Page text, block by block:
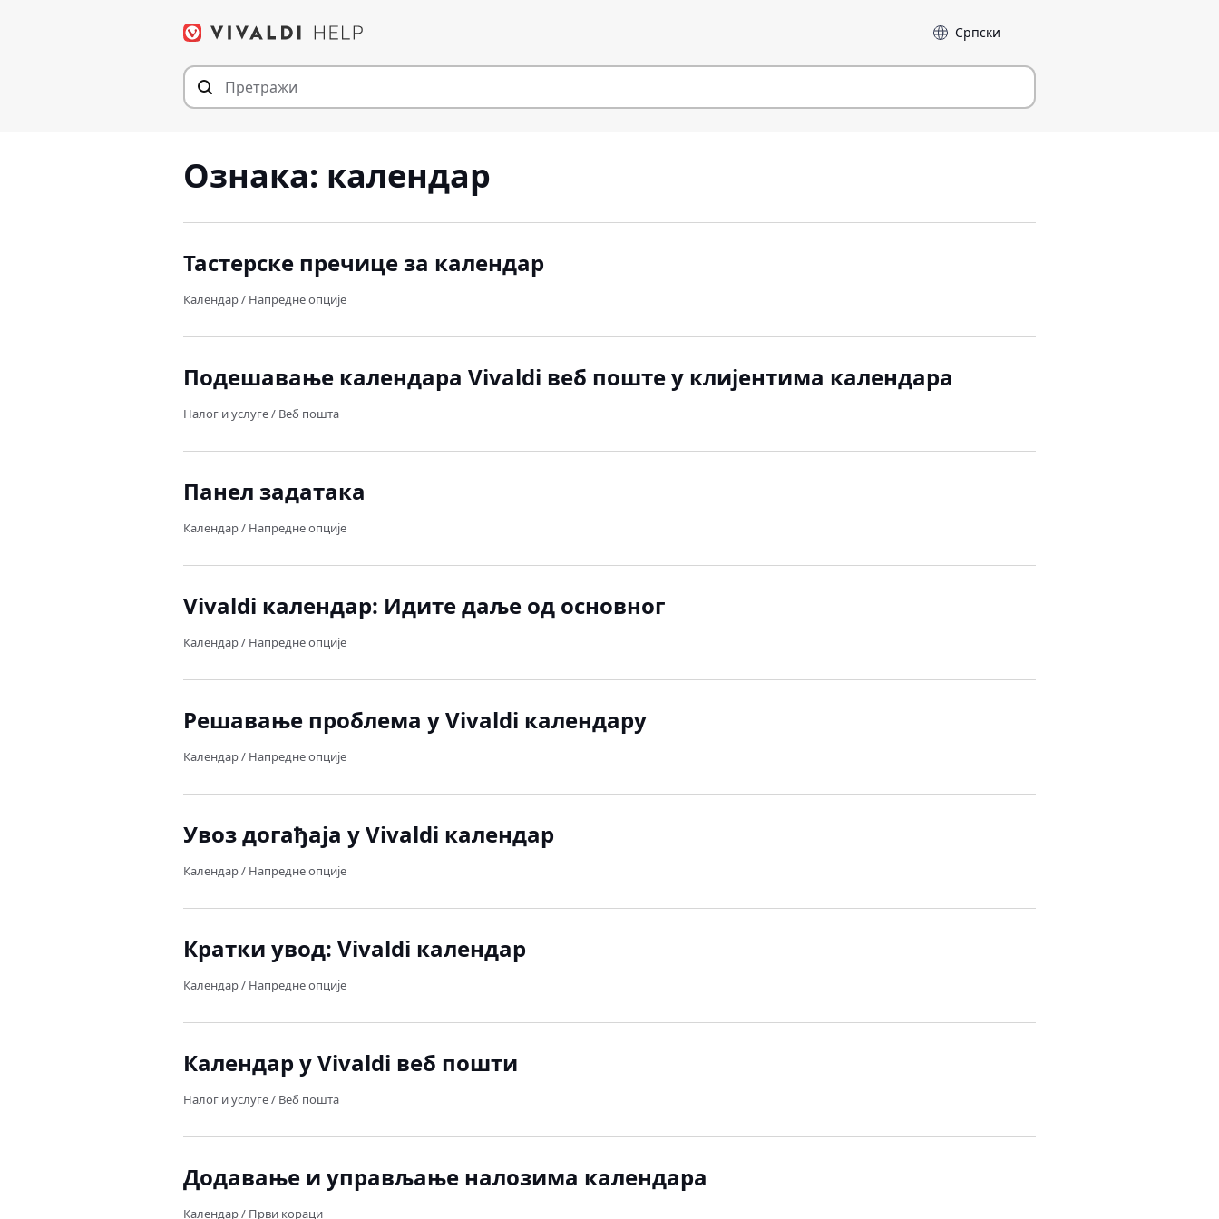
Језик
Ознака: календар
Тастерске пречице за календар
Календар/ Напредне опције
Подешавање календара Vivaldi веб поште у клијентима календара
Налог и услуге/ Веб пошта
Панел задатака
Календар/ Напредне опције
Vivaldi календар: Идите даље од основног
Календар/ Напредне опције
Решавање проблема у Vivaldi календару
Календар/ Напредне опције
Увоз догађаја у Vivaldi календар
Календар/ Напредне опције
Кратки увод: Vivaldi календар
Календар/ Напредне опције
Календар у Vivaldi веб пошти
Налог и услуге/ Веб пошта
Додавање и управљање налозима календара
Календар/ Први кораци